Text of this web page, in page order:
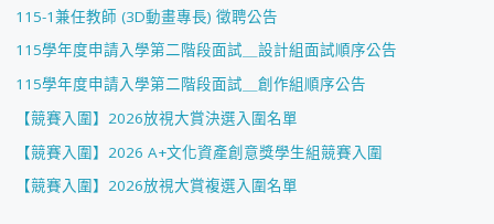
115-1兼任教師 (3D動畫專長) 徵聘公告
115學年度申請入學第二階段面試＿設計組面試順序公告
115學年度申請入學第二階段面試＿創作組順序公告
【競賽入圍】2026放視大賞決選入圍名單
【競賽入圍】2026 A+文化資產創意獎學生組競賽入圍
【競賽入圍】2026放視大賞複選入圍名單